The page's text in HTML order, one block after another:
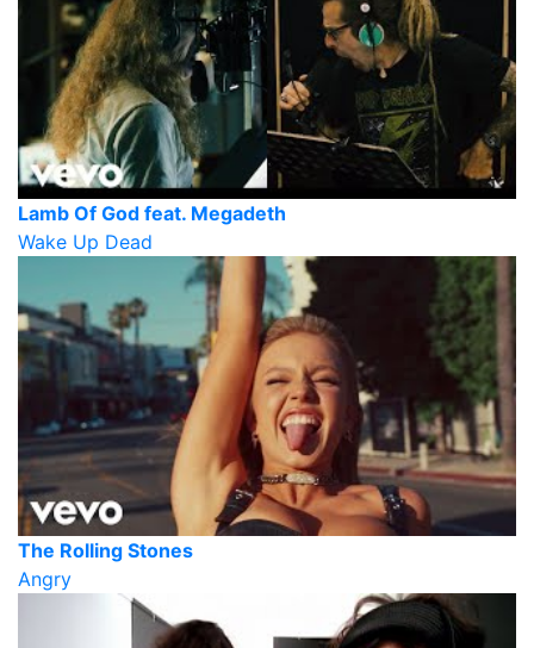
Lamb Of God feat. Megadeth
Wake Up Dead
The Rolling Stones
Angry